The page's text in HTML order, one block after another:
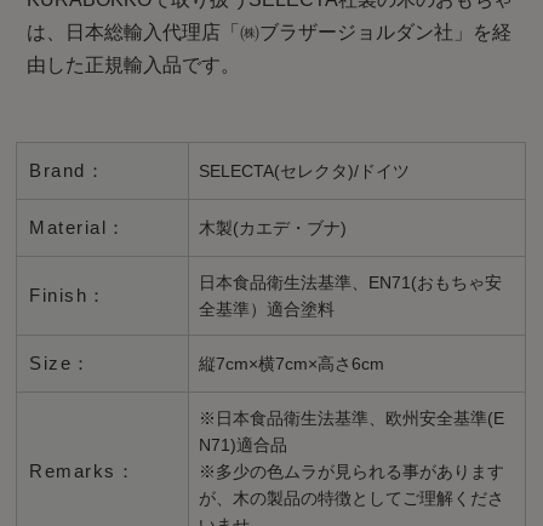
は、日本総輸入代理店「㈱ブラザージョルダン社」を経
由した正規輸入品です。
Brand： SELECTA(セレクタ)/ドイツ
Material： 木製(カエデ・ブナ)
Finish：
日本食品衛生法基準、EN71(おもちゃ安
全基準）適合塗料
Size： 縦7cm×横7cm×高さ6cm
Remarks：
※日本食品衛生法基準、欧州安全基準(E
N71)適合品
※多少の色ムラが見られる事があります
が、木の製品の特徴としてご理解くださ